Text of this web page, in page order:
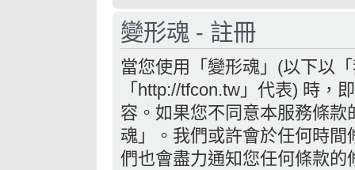
變形魂 - 註冊
當您使用「變形魂」(以下以
「http://tfcon.tw」代表) 時，
容。如果您不同意本服務條
魂」。我們或許會於任何時
們也會盡力通知您任何條款